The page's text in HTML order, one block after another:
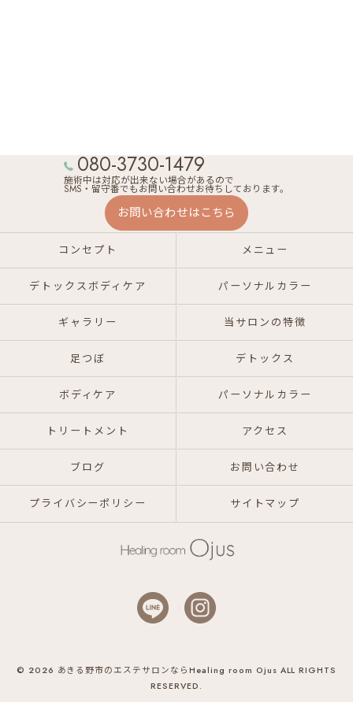
080-3730-1479
施術中は対応が出来ない場合があるので
SMS・留守番でもお問い合わせお待ちしております。
お問い合わせはこちら
コンセプト メニュー
デトックスボディケア パーソナルカラー
ギャラリー 当サロンの特徴
足つぼ デトックス
ボディケア パーソナルカラー
トリートメント アクセス
ブログ お問い合わせ
プライバシーポリシー サイトマップ
© 2026 あきる野市のエステサロンならHealing room Ojus ALL RIGHTS
RESERVED.